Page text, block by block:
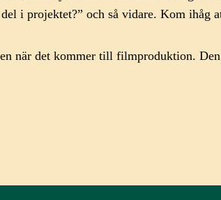
i projektet?” och så vidare. Kom ihåg
när det kommer till filmproduktion.